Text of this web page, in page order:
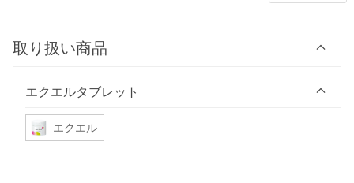
取り扱い商品
エクエルタブレット
エクエル